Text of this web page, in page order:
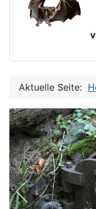
Aktuelle Seite: